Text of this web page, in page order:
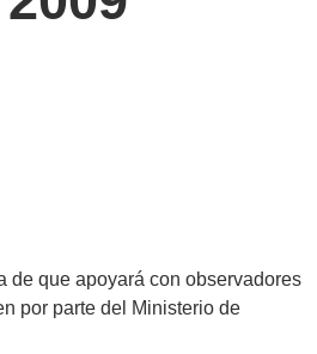
de que apoyará con observadores
por parte del Ministerio de